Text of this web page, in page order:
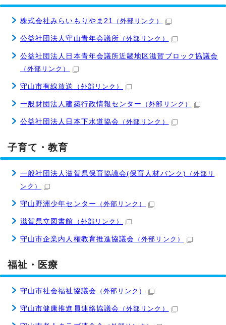
株式会社みらいもりやま21 （外部リンク）
公益社団法人守山青年会議所 （外部リンク）
公益社団法人日本青年会議所近畿地区滋賀ブロック協議会
（外部リンク）
守山市有線放送 （外部リンク）
一般財団法人建築行政情報センター （外部リンク）
公益社団法人日本下水道協会 （外部リンク）
子育て・教育
一般社団法人滋賀県保育協議会(保育人材バンク)
（外部リ
ンク）
守山野洲少年センター （外部リンク）
滋賀県立図書館 （外部リンク）
守山市企業内人権教育推進協議会 （外部リンク）
福祉・医療
守山市社会福祉協議会 （外部リンク）
守山市健康推進員連絡協議会 （外部リンク）